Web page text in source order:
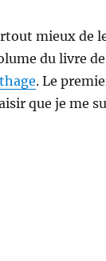
mieux de
du livre de
. Le
que je me
Mary Gentle »